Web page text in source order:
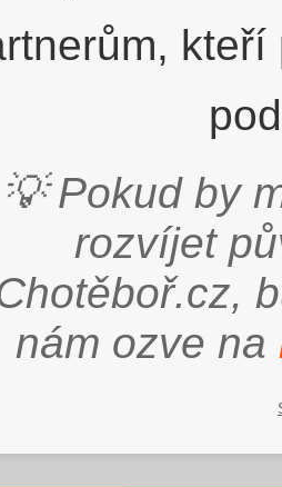
💡 Pokud by
rozvíjet
nám ozve na